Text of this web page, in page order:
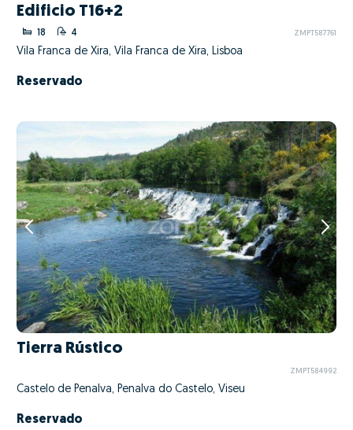
Edificio T16+2
18 4 ZMPT587761
Vila Franca de Xira, Vila Franca de Xira, Lisboa
Reservado
Tierra Rústico
ZMPT584992
Castelo de Penalva, Penalva do Castelo, Viseu
Reservado